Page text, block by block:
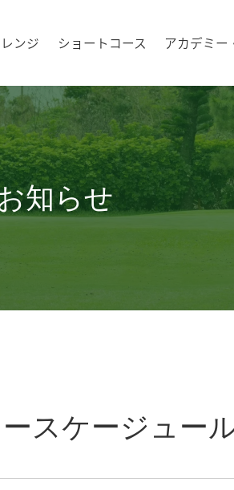
ンジ ショートコース アカデミー
知らせ
スケージュー